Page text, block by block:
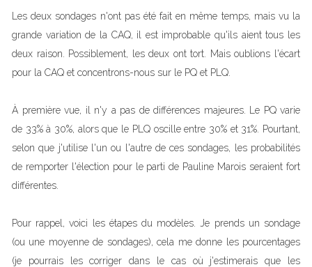
Les deux sondages n'ont pas été fait en même temps, mais vu la
grande variation de la CAQ, il est improbable qu'ils aient tous les
deux raison. Possiblement, les deux ont tort. Mais oublions l'écart
pour la CAQ et concentrons-nous sur le PQ et PLQ.
À première vue, il n'y a pas de différences majeures. Le PQ varie
de 33% à 30%, alors que le PLQ oscille entre 30% et 31%. Pourtant,
selon que j'utilise l'un ou l'autre de ces sondages, les probabilités
de remporter l'élection pour le parti de Pauline Marois seraient fort
différentes.
Pour rappel, voici les étapes du modèles. Je prends un sondage
(ou une moyenne de sondages), cela me donne les pourcentages
(je pourrais les corriger dans le cas où j'estimerais que les